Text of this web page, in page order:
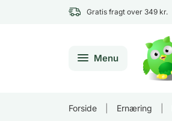
Gratis fragt over 349 kr.
Menu
Forside Ernæring